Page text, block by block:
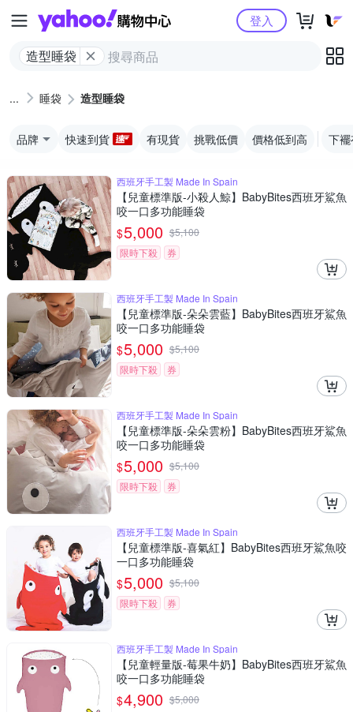
Yahoo購物中心
造型睡袋
登入
睡袋 造型睡袋
品牌 快速到貨 有現貨 挑戰低價 價格低到高 下
西班牙手工製 Made In Spain
【兒童標準版-小殺人鯨】BabyBites西班牙鯊魚
咬一口多功能睡袋
$5,000 $5,100
限時下殺
券
西班牙手工製 Made In Spain
【兒童標準版-朵朵雲藍】BabyBites西班牙鯊魚
咬一口多功能睡袋
$5,000 $5,100
限時下殺
券
西班牙手工製 Made In Spain
【兒童標準版-朵朵雲粉】BabyBites西班牙鯊魚
咬一口多功能睡袋
$5,000 $5,100
限時下殺
券
西班牙手工製 Made In Spain
【兒童標準版-喜氣紅】BabyBites西班牙鯊魚咬
一口多功能睡袋
$5,000 $5,100
限時下殺
券
西班牙手工製 Made In Spain
【兒童輕量版-莓果牛奶】BabyBites西班牙鯊魚
咬一口多功能睡袋
$4,900 $5,000